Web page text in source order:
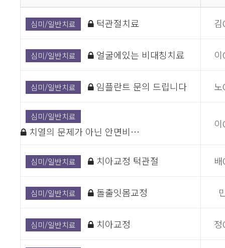
심미/일반치료 턱관절치료
심미/일반치료 얼굴에있는 비대칭치료
심미/일반치료 임플란트 문의 드립니다
심미/일반치료
치열의 문제가 아닌 안면비…
심미/일반치료 치아교정 턱관절
심미/일반치료 돌출잇몸교정
심미/일반치료 치아교정